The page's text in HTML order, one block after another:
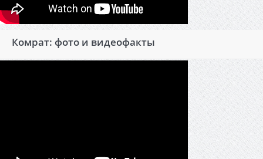
Комрат: фото и видеофакты